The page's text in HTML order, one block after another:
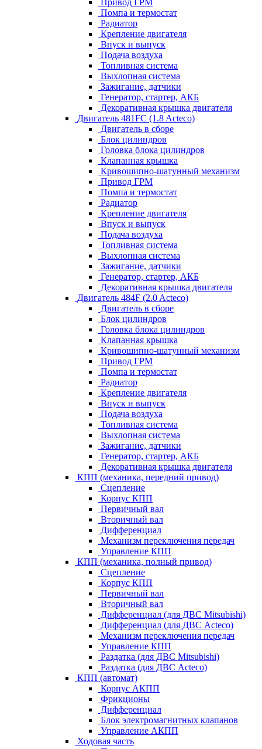
Привод ГРМ
Помпа и термостат
Радиатор
Крепление двигателя
Впуск и выпуск
Подача воздуха
Топливная система
Выхлопная система
Зажигание, датчики
Генератор, стартер, АКБ
Декоративная крышка двигателя
Двигатель 481FC (1.8 Acteco)
Двигатель в сборе
Блок цилиндров
Головка блока цилиндров
Клапанная крышка
Кривошипно-шатунный механизм
Привод ГРМ
Помпа и термостат
Радиатор
Крепление двигателя
Впуск и выпуск
Подача воздуха
Топливная система
Выхлопная система
Зажигание, датчики
Генератор, стартер, АКБ
Декоративная крышка двигателя
Двигатель 484F (2.0 Acteco)
Двигатель в сборе
Блок цилиндров
Головка блока цилиндров
Клапанная крышка
Кривошипно-шатунный механизм
Привод ГРМ
Помпа и термостат
Радиатор
Крепление двигателя
Впуск и выпуск
Подача воздуха
Топливная система
Выхлопная система
Зажигание, датчики
Генератор, стартер, АКБ
Декоративная крышка двигателя
КПП (механика, передний привод)
Сцепление
Корпус КПП
Первичный вал
Вторичный вал
Дифференциал
Механизм переключения передач
Управление КПП
КПП (механика, полный привод)
Сцепление
Корпус КПП
Первичный вал
Вторичный вал
Дифференциал (для ДВС Mitsubishi)
Дифференциал (для ДВС Acteco)
Механизм переключения передач
Управление КПП
Раздатка (для ДВС Mitsubishi)
Раздатка (для ДВС Acteco)
КПП (автомат)
Корпус АКПП
Фрикционы
Дифференциал
Блок электромагнитных клапанов
Управление АКПП
Ходовая часть